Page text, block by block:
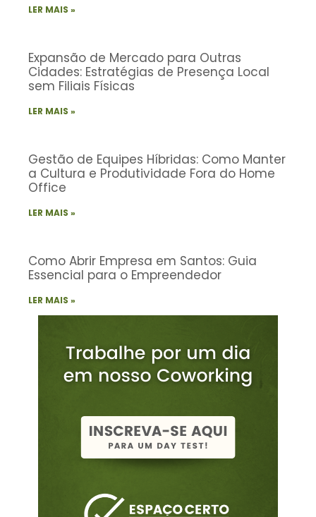
LER MAIS »
Expansão de Mercado para Outras
Cidades: Estratégias de Presença Local
sem Filiais Físicas
LER MAIS »
Gestão de Equipes Híbridas: Como Manter
a Cultura e Produtividade Fora do Home
Office
LER MAIS »
Como Abrir Empresa em Santos: Guia
Essencial para o Empreendedor
LER MAIS »